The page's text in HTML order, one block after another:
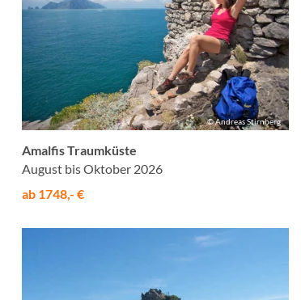
© Andreas Stirnberg
Amalfis Traumküste
August bis Oktober 2026
ab 1748,- €